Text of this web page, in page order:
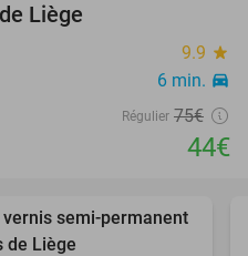
Liège
9.9 star
6 min. directions_car
Régulier 75€
44€
43%
semi-permanent
de Liège